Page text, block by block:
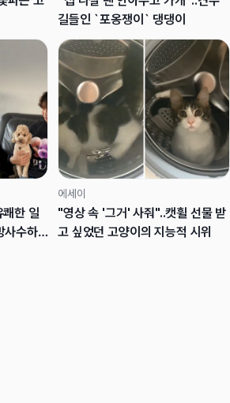
길들인 `포옹쟁이` 댕댕이
한 일
사수하
에세이
"영상 속 '그거' 사줘"..캣휠 선물 받
고 싶었던 고양이의 지능적 시위